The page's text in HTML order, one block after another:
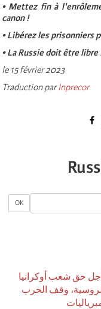
OK
أجل حق شعب أوكرانيا
وقف الحرب
• Mettez fin à
canon !
• Libérez les prisonniers
• La Russie doit être libre
le 15 février 2023
Traduction parInprecor